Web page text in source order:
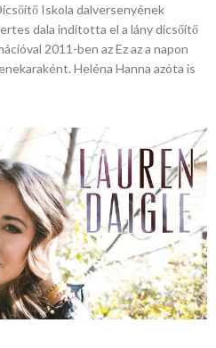
Iskola dalversenyének
dala indította el a lány dicsőítő
2011-ben az Ez az a napon
Heléna Hanna azóta is